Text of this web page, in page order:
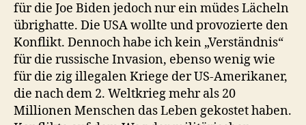
für die Joe Bidenjedoch nur ein müdes Lächeln
übrighatte. Die USA wollte und provozierte den
Konflikt. Dennoch habe ich kein „Verständnis“
für die russische Invasion, ebenso wenig wie
für die zig illegalen Kriege der US-Amerikaner,
die nach dem 2. Weltkrieg mehr als 20
Millionen Menschen das Leben gekostet haben.